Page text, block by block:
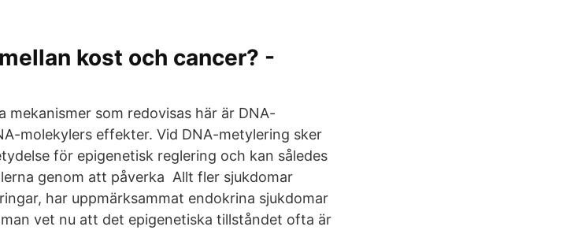
kost och cancer? -
mekanismer som redovisas här är DNA-
molekylers effekter. Vid DNA-metylering sker
för epigenetisk reglering och kan således
genom att påverka Allt fler sjukdomar
har uppmärksammat endokrina sjukdomar
vet nu att det epigenetiska tillståndet ofta är